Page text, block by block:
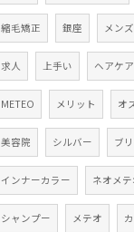
縮毛矯正 銀座 メンズ
求人 上手い ヘアケア
METEO メリット オ
美容院 シルバー ブ
インナーカラー ネオメ
シャンプー メテオ